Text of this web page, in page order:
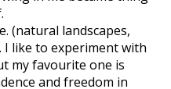
(natural landscapes,
I like to experiment with
my favourite one is
and freedom in